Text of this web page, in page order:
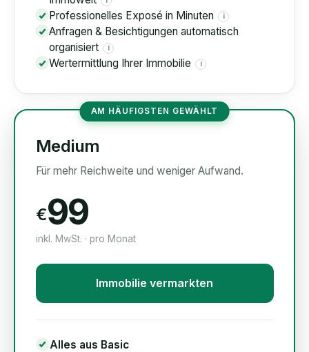
Professionelles Exposé in Minuten i
Anfragen & Besichtigungen automatisch
organisiert
i
Wertermittlung Ihrer Immobilie i
AM HÄUFIGSTEN GEWÄHLT
Medium
Für mehr Reichweite und weniger Aufwand.
€99
inkl. MwSt. · pro Monat
Immobilie vermarkten
Alles aus Basic